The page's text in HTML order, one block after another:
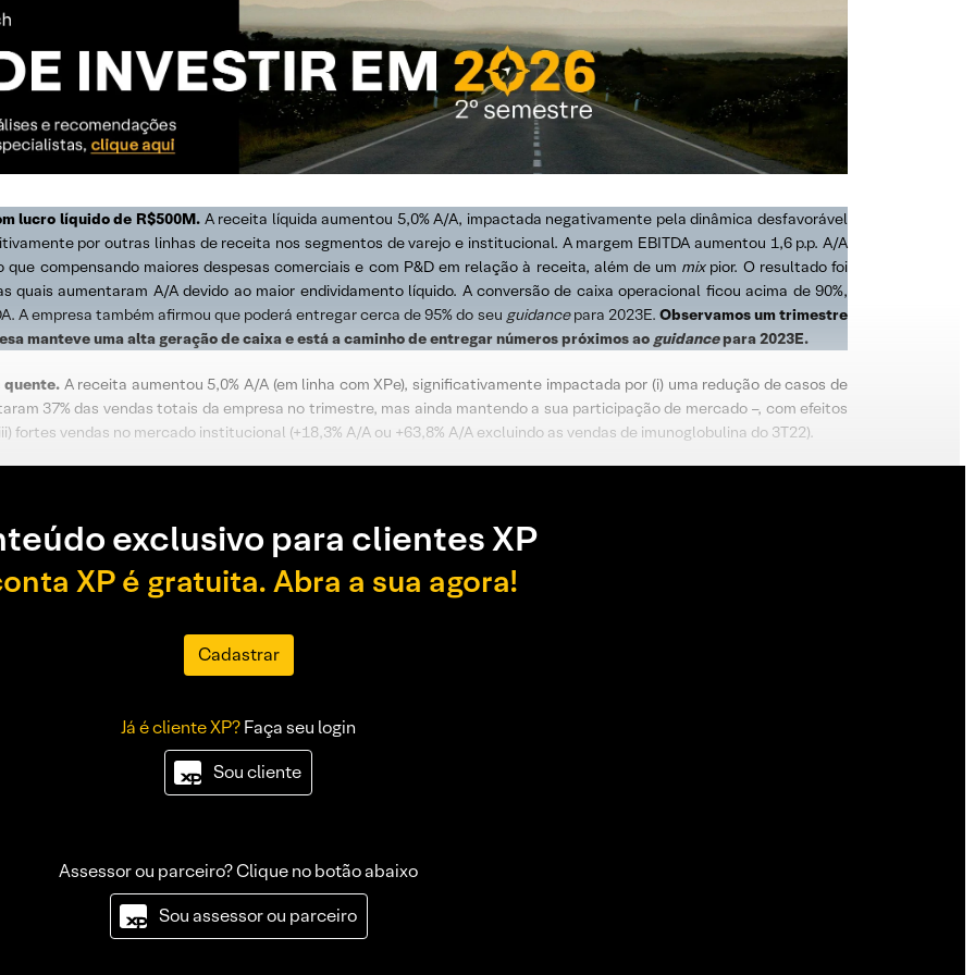
lucro líquido de R$500M. A receita líquida aumentou 5,0% A/A, impactada negativamente pela dinâmica desfavorável
por outras linhas de receita nos segmentos de varejo e institucional. A margem EBITDA aumentou 1,6 p.p. A/A
compensando maiores despesas comerciais e com P&D em relação à receita, além de um mixpior. O resultado foi
quais aumentaram A/A devido ao maior endividamento líquido. A conversão de caixa operacional ficou acima de 90%,
A empresa também afirmou que poderá entregar cerca de 95% do seu guidancepara 2023E. Observamos um trimestre
manteve uma alta geração de caixa e está a caminho de entregar números próximos ao guidancepara 2023E.
quente.A receita aumentou 5,0% A/A (em linha com XPe), significativamente impactada por (i) uma redução de casos de
37% das vendas totais da empresa no trimestre, mas ainda mantendo a sua participação de mercado –, com efeitos
fortes vendas no mercado institucional (+18,3% A/A ou +63,8% A/A excluindo as vendas de imunoglobulina do 3T22).
exclusivo para clientes XP
XP é gratuita. Abra a sua agora!
Cadastrar
Já é cliente XP?Faça seu login
Sou cliente
Assessor ou parceiro? Clique no botão abaixo
Sou assessor ou parceiro